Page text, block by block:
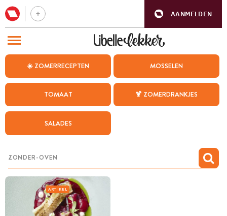
AANMELDEN
☀️ ZOMERRECEPTEN MOSSELEN
TOMAAT 🍹 ZOMERDRANKJES
SALADES
ARTIKEL
BEZOEK ONZE ANDERE WEBSITES
WEEKMENU
CHAT MET MAIA
MIJN BEWAARDE RECEPTEN